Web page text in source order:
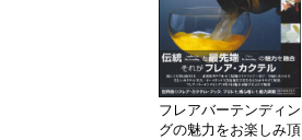
フレアバーテンディン
グの魅力をお楽しみ頂